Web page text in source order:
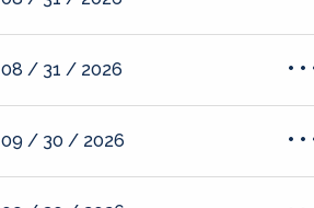
08 / 31 / 2026
09 / 30 / 2026